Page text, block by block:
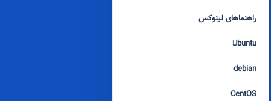
راهنماهای لینوکس
Ubuntu
debian
CentOS